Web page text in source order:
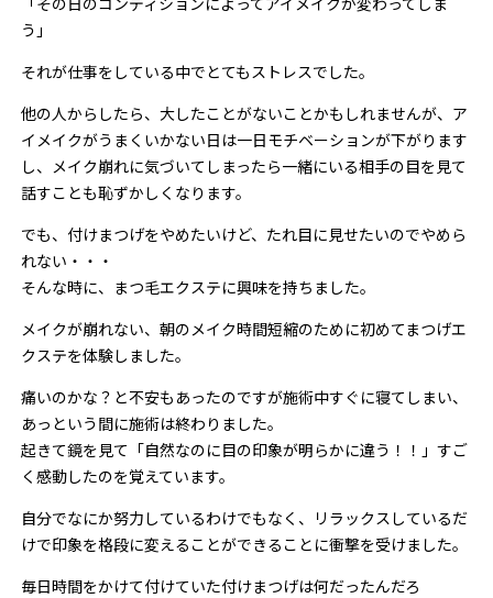
う」
それが仕事をしている中でとてもストレスでした。
他の人からしたら、大したことがないことかもしれませんが、ア
イメイクがうまくいかない日は一日モチベーションが下がります
し、メイク崩れに気づいてしまったら一緒にいる相手の目を見て
話すことも恥ずかしくなります。
でも、付けまつげをやめたいけど、たれ目に見せたいのでやめら
れない・・・
そんな時に、まつ毛エクステに興味を持ちました。
メイクが崩れない、朝のメイク時間短縮のために初めてまつげエ
クステを体験しました。
痛いのかな？と不安もあったのですが施術中すぐに寝てしまい、
あっという間に施術は終わりました。
起きて鏡を見て「自然なのに目の印象が明らかに違う！！」すご
く感動したのを覚えています。
自分でなにか努力しているわけでもなく、リラックスしているだ
けで印象を格段に変えることができることに衝撃を受けました。
毎日時間をかけて付けていた付けまつげは何だったんだろ